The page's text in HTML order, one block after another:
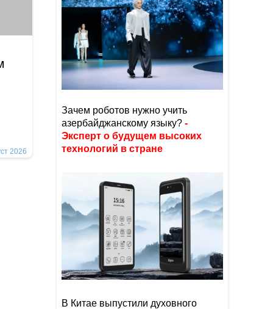
2026
Зачем роботов нужно учить
азербайджанскому языку? -
Эксперт о будущем высоких
технологий в стране
В Китае выпустили духовного